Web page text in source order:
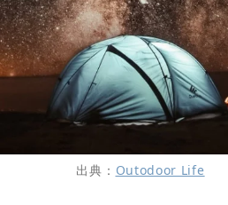
出典： Outodoor Life